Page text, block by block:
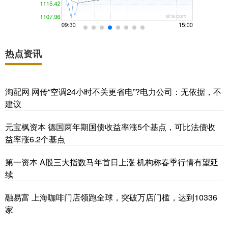
热点资讯
淘配网 网传“空调24小时不关更省电”?电力公司：无依据，不
建议
元宝枫资本 德国两年期国债收益率涨5个基点，可比法债收
益率涨6.2个基点
第一资本 A股三大指数马年首日上涨 机构称春季行情有望延
续
融易富 上海咖啡门店领跑全球，突破万店门槛，达到10336
家